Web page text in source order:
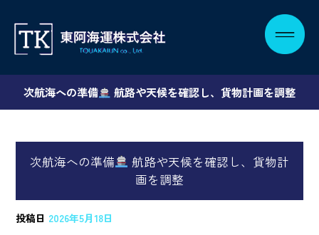
次航海への準備 航路や天候を確認し、貨物計画を調整
次航海への準備
航路や天候を確認し、貨物計
画を調整
投稿日 2026年5月18日